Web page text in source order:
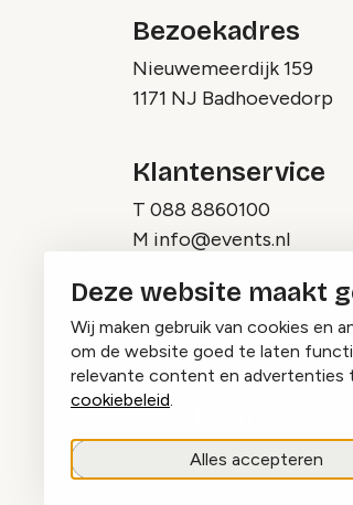
Deze website maakt
Wij maken gebruik van cookies en
om de website goed te laten
relevante content en advertenties
cookiebeleid.
Alles accepteren
Bezoekadres
Nieuwemeerdijk 159
1171 NJ Badhoevedorp
Klantenservice
T 088 8860100
M info@events.nl